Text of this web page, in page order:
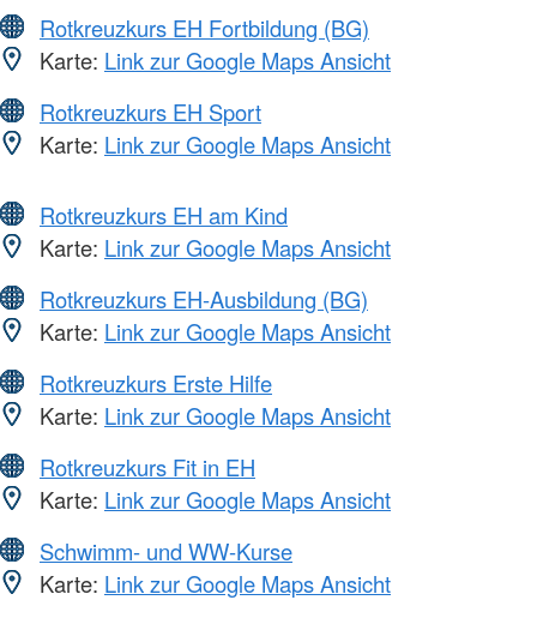
Rotkreuzkurs EH Fortbildung (BG)
Karte: Link zur Google Maps Ansicht
Rotkreuzkurs EH Sport
Karte: Link zur Google Maps Ansicht
Rotkreuzkurs EH am Kind
Karte: Link zur Google Maps Ansicht
Rotkreuzkurs EH-Ausbildung (BG)
Karte: Link zur Google Maps Ansicht
Rotkreuzkurs Erste Hilfe
Karte: Link zur Google Maps Ansicht
Rotkreuzkurs Fit in EH
Karte: Link zur Google Maps Ansicht
Schwimm- und WW-Kurse
Karte: Link zur Google Maps Ansicht